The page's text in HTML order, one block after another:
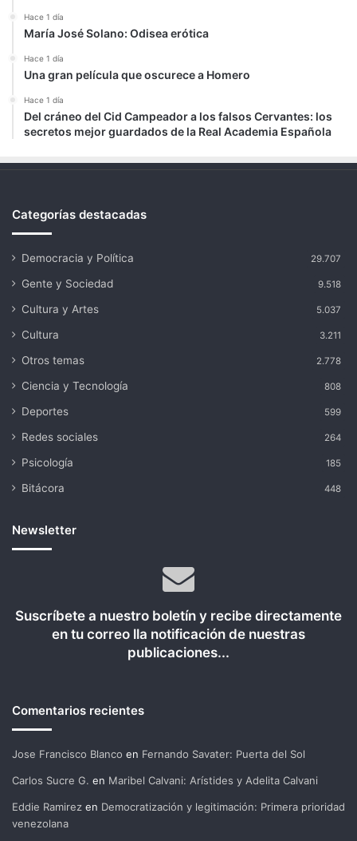
Hace 1 día
María José Solano: Odisea erótica
Hace 1 día
Una gran película que oscurece a Homero
Hace 1 día
Del cráneo del Cid Campeador a los falsos Cervantes: los
secretos mejor guardados de la Real Academia Española
Categorías destacadas
Democracia y Política 29.707
Gente y Sociedad 9.518
Cultura y Artes 5.037
Cultura 3.211
Otros temas 2.778
Ciencia y Tecnología 808
Deportes 599
Redes sociales 264
Psicología 185
Bitácora 448
Newsletter
Suscríbete a nuestro boletín y recibe directamente
en tu correo lla notificación de nuestras
publicaciones...
Comentarios recientes
Jose Francisco Blanco en Fernando Savater: Puerta del Sol
Carlos Sucre G. en Maribel Calvani: Arístides y Adelita Calvani
Eddie Ramirez en Democratización y legitimación: Primera prioridad
venezolana